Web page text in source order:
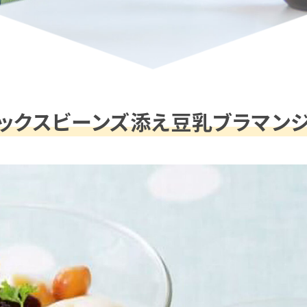
クスビーンズ添え豆乳ブラマン